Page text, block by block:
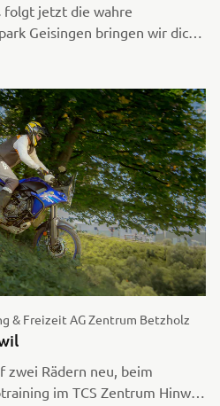
folgt jetzt die wahre
Geisingen bringen wir dich
Das neue
Adrenalin pur. Wenn du
bereits in der Tasche hast, ist
des Offroads.
& Freizeit AG Zentrum Betzholz
zwei Rädern neu, beim
im TCS Zentrum Hinwil.